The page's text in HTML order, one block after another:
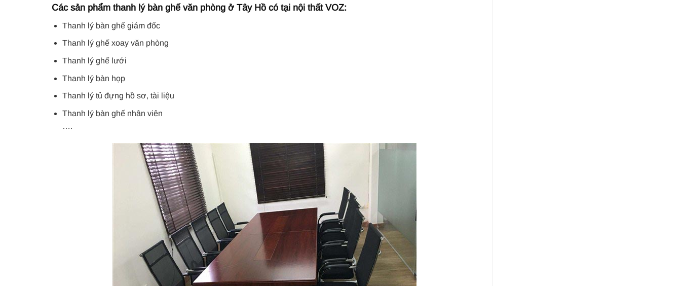
Các sản phẩm thanh lý bàn ghế văn phòng ở Tây Hồ có tại nội thất VOZ:
Thanh lý bàn ghế giám đốc
Thanh lý ghế xoay văn phòng
Thanh lý ghế lưới
Thanh lý bàn họp
Thanh lý tủ đựng hồ sơ, tài liệu
Thanh lý bàn ghế nhân viên
….